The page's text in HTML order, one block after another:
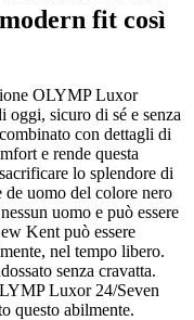
fit così
OLYMP Luxor
oggi, sicuro di sé e senza
con dettagli di
e rende questa
lo splendore di
de uomo del colore nero
uomo e può essere
Kent può essere
nel tempo libero.
senza cravatta.
Luxor 24/Seven
questo abilmente.